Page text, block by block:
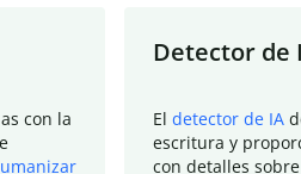
con la
Detector de
El detector de IA
escritura y
con detalles